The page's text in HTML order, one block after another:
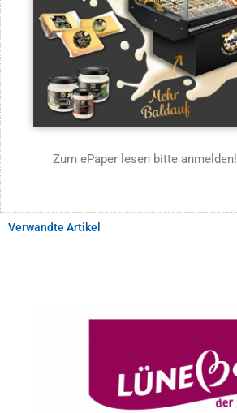
Zum ePaper lesen bitte anmelden!
Verwandte Artikel